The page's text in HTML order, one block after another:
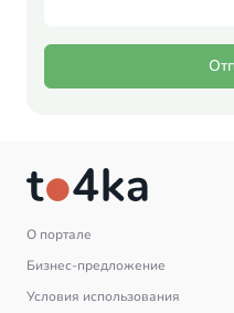
О портале
Бизнес-предложение
Условия использования